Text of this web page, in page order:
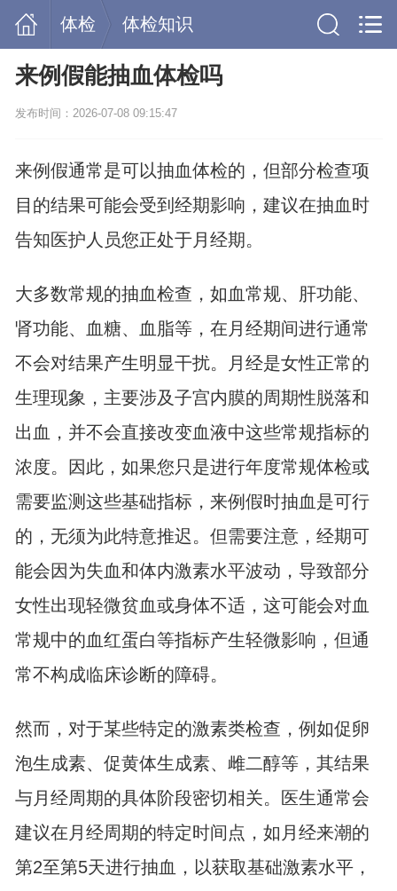
体检 体检知识
来例假能抽血体检吗
发布时间：2026-07-08 09:15:47
来例假通常是可以抽血体检的，但部分检查项
目的结果可能会受到经期影响，建议在抽血时
告知医护人员您正处于月经期。
大多数常规的抽血检查，如血常规、肝功能、
肾功能、血糖、血脂等，在月经期间进行通常
不会对结果产生明显干扰。月经是女性正常的
生理现象，主要涉及子宫内膜的周期性脱落和
出血，并不会直接改变血液中这些常规指标的
浓度。因此，如果您只是进行年度常规体检或
需要监测这些基础指标，来例假时抽血是可行
的，无须为此特意推迟。但需要注意，经期可
能会因为失血和体内激素水平波动，导致部分
女性出现轻微贫血或身体不适，这可能会对血
常规中的血红蛋白等指标产生轻微影响，但通
常不构成临床诊断的障碍。
然而，对于某些特定的激素类检查，例如促卵
泡生成素、促黄体生成素、雌二醇等，其结果
与月经周期的具体阶段密切相关。医生通常会
建议在月经周期的特定时间点，如月经来潮的
第2至第5天进行抽血，以获取基础激素水平，